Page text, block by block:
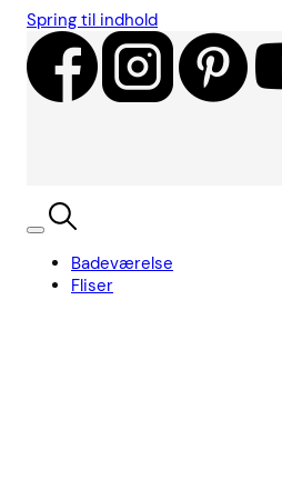
Spring til indhold
Badeværelse
Fliser